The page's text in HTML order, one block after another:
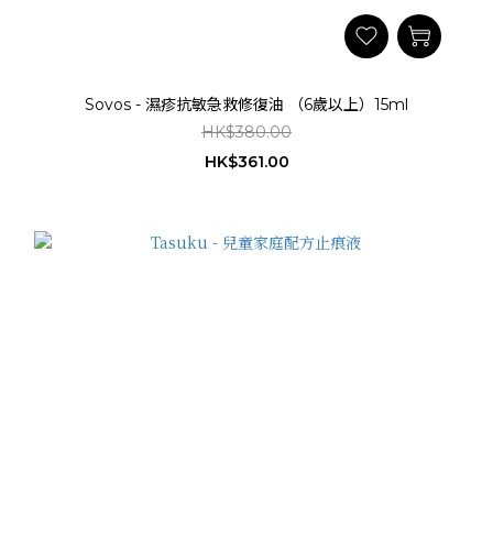
Sovos - 濕疹抗敏急救修復油 （6歲以上）15ml
HK$380.00
HK$361.00